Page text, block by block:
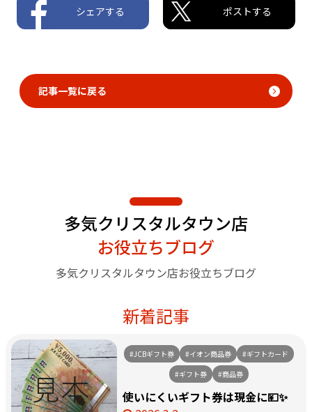
シェアする ポストする
記事一覧に戻る
多気クリスタルタウン店
お役立ちブログ
多気クリスタルタウン店お役立ちブログ
新着記事
#JCBギフト券 #イオン商品券
#ギフトカード
#ギフト券
#商品券
使いにくいギフト券は現金に💴✨